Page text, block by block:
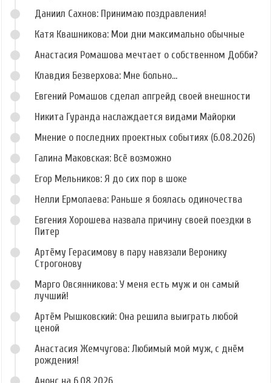
Даниил Сахнов: Принимаю поздравления!
Катя Квашникова: Мои дни максимально обычные
Анастасия Ромашова мечтает о собственном Добби?
Клавдия Безверхова: Мне больно...
Евгений Ромашов сделал апгрейд своей внешности
Никита Гуранда наслаждается видами Майорки
Мнение о последних проектных событиях (6.08.2026)
Галина Маковская: Всё возможно
Егор Мельников: Я до сих пор в шоке
Нелли Ермолаева: Раньше я боялась одиночества
Евгения Хорошева назвала причину своей поездки в
Питер
Артёму Герасимову в пару навязали Веронику
Строгонову
Марго Овсянникова: У меня есть муж и он самый
лучший!
Артём Рышковский: Она решила выиграть любой
ценой
Анастасия Жемчугова: Любимый мой муж, с днём
рождения!